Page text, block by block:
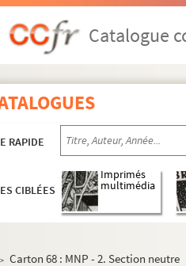
Catalogue
RAPIDE
CIBLÉES
Imprimés
multimédia
> Carton 68 : MNP - 2. Section neutre